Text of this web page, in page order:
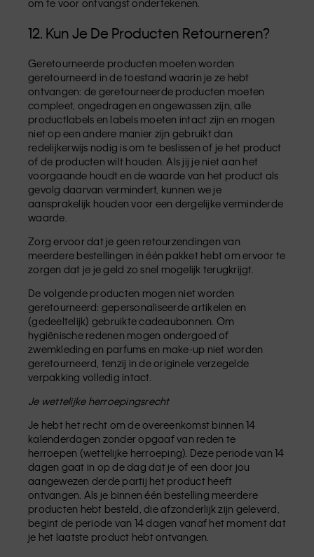
om te voor ontvangst ondertekenen.
12. Kun Je De Producten Retourneren?
Geretourneerde producten moeten worden
geretourneerd in de toestand waarin je ze hebt
ontvangen: de geretourneerde producten moeten
compleet, ongedragen en ongewassen zijn, alle
productlabels en labels moeten intact zijn en mogen
niet op een andere manier zijn gebruikt dan
redelijkerwijs nodig is om te beslissen of je het product
of de producten wilt houden. Als jij je niet aan het
voorgaande houdt en de waarde van het product als
gevolg daarvan vermindert, kunnen we je
aansprakelijk houden voor een dergelijke verminderde
waarde.
Zorg ervoor dat je geen retourzendingen van
meerdere bestellingen in één pakket hebt om ervoor te
zorgen dat je je geld zo snel mogelijk terugkrijgt.
De volgende producten mogen niet worden
geretourneerd: gepersonaliseerde artikelen en
(gedeeltelijk) gebruikte cadeaubonnen. Om
hygiënische redenen mogen ondergoed of
zwemkleding en parfums en make-up niet worden
geretourneerd, tenzij in de originele verzegelde
verpakking volledig intact.
Je wettelijke herroepingsrecht
Je hebt het recht om de overeenkomst binnen 14
kalenderdagen zonder opgaaf van reden te
herroepen (wettelijke herroeping). Deze periode van 14
dagen gaat in op de dag dat je of een door jou
aangewezen derde partij het product heeft
ontvangen. Als je binnen één bestelling meerdere
producten hebt besteld, die afzonderlijk zijn geleverd,
begint de periode van 14 dagen vanaf het moment dat
je het laatste product hebt ontvangen.